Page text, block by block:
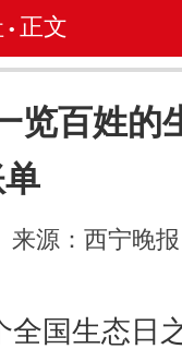
• 正文
览百姓的
来源：西宁晚报
国生态日